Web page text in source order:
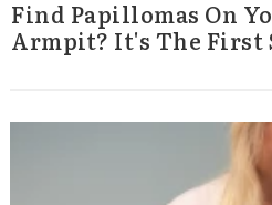
Find Papillomas On
Armpit? It's The First